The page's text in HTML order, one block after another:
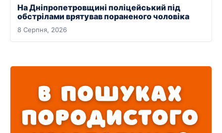
На Дніпропетровщині поліцейський під
обстрілами врятував пораненого чоловіка
8 Серпня, 2026